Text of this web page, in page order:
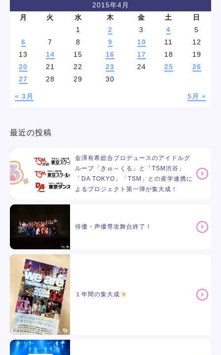
2015年4月
月
火 水 木 金 土 日
« 3月 5月 »
1 2 3 4
5
6
7 8 9 10 11
12
13
14 15 16 17 18
19
20
21 22 23 24 25
26
27
28 29 30
最近の投稿
金澤有希総合プロデュースのアイドルグ
ループ「きゅ～くる」と「TSM渋谷」
「DA TOKYO」「TSM」との産学連携に
よるプロジェクト第一弾が集大成！
俳優・声優専攻舞台終了！
１年間の集大成
訪問者別